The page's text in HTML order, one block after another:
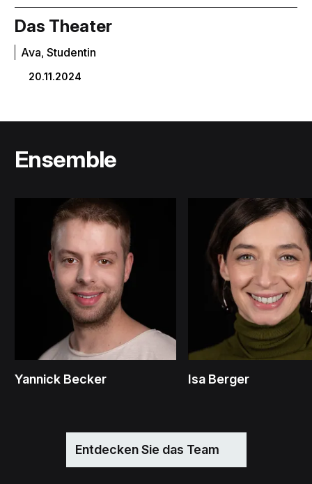
Das Theater
Ava, Studentin
20.11.2024
Ensemble
Yannick Becker Isa Berger
Entdecken Sie das Team